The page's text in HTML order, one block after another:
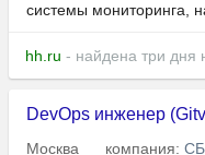
системы мониторинга,
hh.ru - найдена три дня
DevOps инженер
Москва компания: